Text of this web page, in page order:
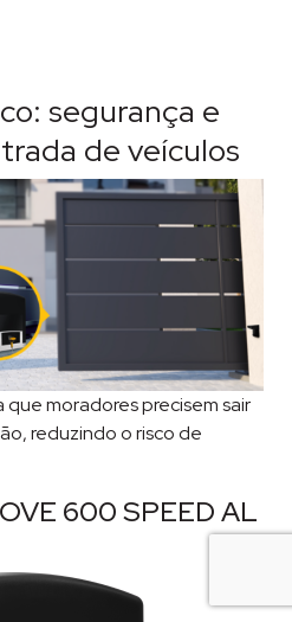
segurança e
de veículos
moradores precisem sair
reduzindo o risco de
600 SPEED AL